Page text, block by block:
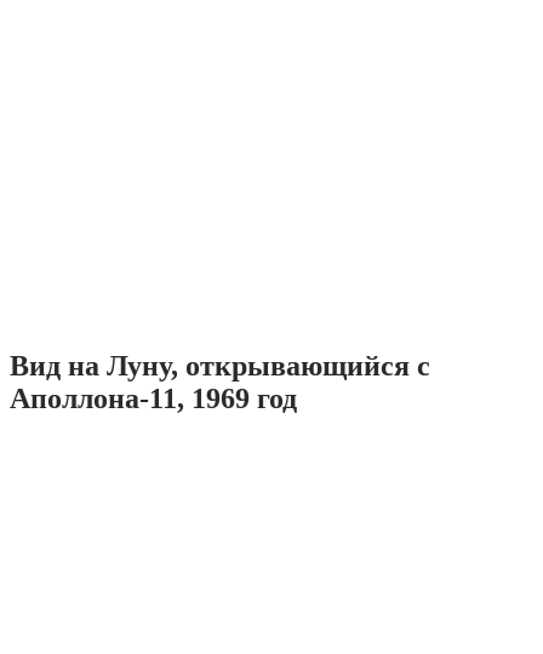
Вид на Луну, открывающийся с
Аполлона-11, 1969 год